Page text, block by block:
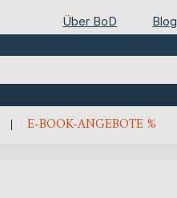
Über BoD Blog
E-BOOK-ANGEBOTE %